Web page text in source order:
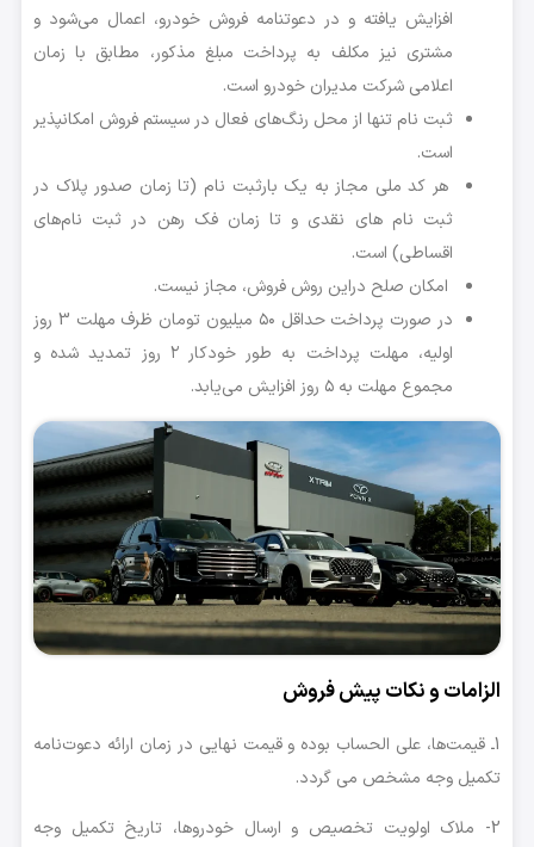
افزایش یافته و در دعوتنامه فروش خودرو، اعمال می‌شود و
مشتری نیز مکلف به پرداخت مبلغ مذکور، مطابق با زمان
اعلامی شرکت مدیران خودرو است.
ثبت نام تنها از محل رنگ‌های فعال در سیستم فروش امکانپذیر
است.
هر کد ملی مجاز به یک بارثبت نام (تا زمان صدور پلاک در
ثبت نام های نقدی و تا زمان فک رهن در ثبت نام‌های
اقساطی) است.
امکان صلح دراین روش فروش، مجاز نیست.
در صورت پرداخت حداقل ۵۰ میلیون تومان ظرف مهلت 3 روز
اولیه، مهلت پرداخت به طور خودکار ۲ روز تمدید شده و
مجموع مهلت به ۵ روز افزایش می‌یابد.
الزامات و نکات پیش فروش
1ـ قیمت‌ها، علی الحساب بوده و قیمت نهایی در زمان ارائه دعوت‌نامه
تکمیل وجه مشخص می گردد.
2- ملاک اولویت تخصیص و ارسال خودروها، تاریخ تکمیل وجه